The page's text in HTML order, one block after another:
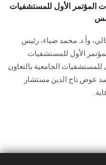
الزائـرون
المؤتمر الأول للمستشفيات
وأ.د. محمد ضياء، رئيس
الأول للمستشفيات
الجامعية بالتعاون
عوض تاج الدین مستشار